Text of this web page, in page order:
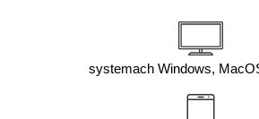
systemach Windows,